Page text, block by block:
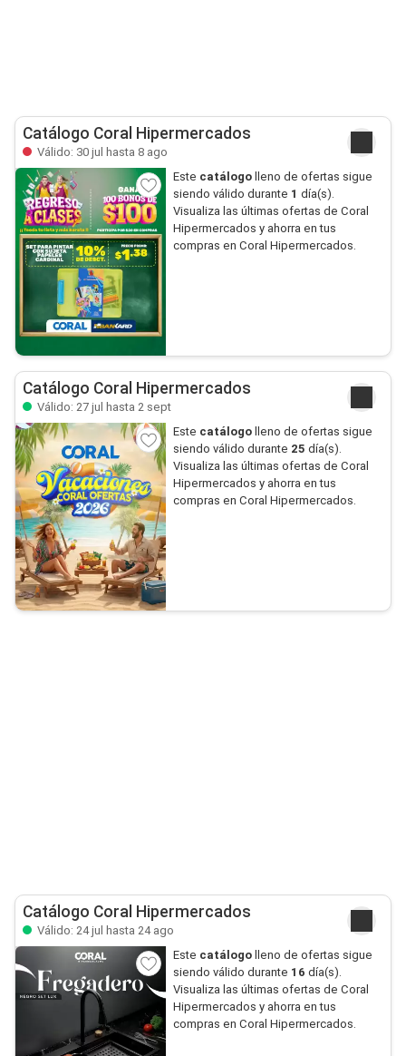
Catálogo Coral Hipermercados
Válido: 30 jul hasta 8 ago
Este catálogo lleno de ofertas sigue
siendo válido durante 1 día(s).
Visualiza las últimas ofertas de Coral
Hipermercados y ahorra en tus
compras en Coral Hipermercados.
Catálogo Coral Hipermercados
Válido: 27 jul hasta 2 sept
Este catálogo lleno de ofertas sigue
siendo válido durante 25 día(s).
Visualiza las últimas ofertas de Coral
Hipermercados y ahorra en tus
compras en Coral Hipermercados.
Catálogo Coral Hipermercados
Válido: 24 jul hasta 24 ago
Este catálogo lleno de ofertas sigue
siendo válido durante 16 día(s).
Visualiza las últimas ofertas de Coral
Hipermercados y ahorra en tus
compras en Coral Hipermercados.